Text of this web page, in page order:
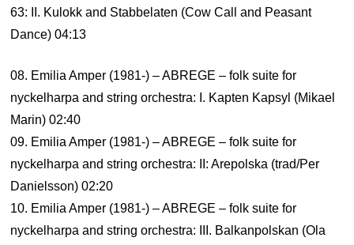
63: II. Kulokk and Stabbelaten (Cow Call and Peasant
Dance) 04:13
08. Emilia Amper (1981-) – ABREGE – folk suite for
nyckelharpa and string orchestra: I. Kapten Kapsyl (Mikael
Marin) 02:40
09. Emilia Amper (1981-) – ABREGE – folk suite for
nyckelharpa and string orchestra: II: Arepolska (trad/Per
Danielsson) 02:20
10. Emilia Amper (1981-) – ABREGE – folk suite for
nyckelharpa and string orchestra: III. Balkanpolskan (Ola